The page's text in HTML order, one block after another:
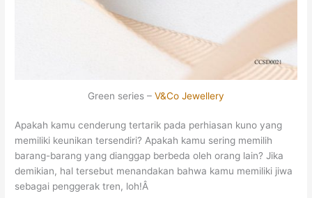
Green series – V&Co Jewellery
Apakah kamu cenderung tertarik pada perhiasan kuno yang
memiliki keunikan tersendiri? Apakah kamu sering memilih
barang-barang yang dianggap berbeda oleh orang lain? Jika
demikian, hal tersebut menandakan bahwa kamu memiliki jiwa
sebagai penggerak tren, loh!Â